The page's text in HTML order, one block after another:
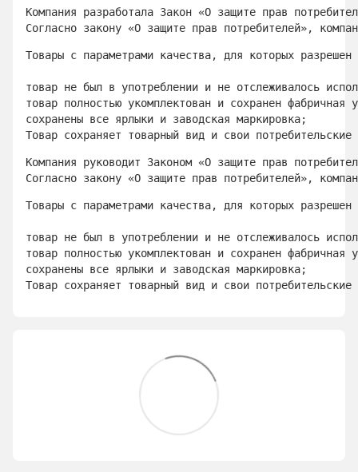
Компания разработала Закон «О защите прав
Согласно закону «О защите прав потребителей»,
Товары с параметрами качества, для которых
товар не был в употреблении и не отслеживалось
товар полностью укомплектован и сохранен фабричная
сохранены все ярлыки и заводская маркировка;
Товар сохраняет товарный вид и свои потребительские
Компания руководит Законом «О защите прав
Согласно закону «О защите прав потребителей»,
Товары с параметрами качества, для которых
товар не был в употреблении и не отслеживалось
товар полностью укомплектован и сохранен фабричная
сохранены все ярлыки и заводская маркировка;
Товар сохраняет товарный вид и свои потребительские